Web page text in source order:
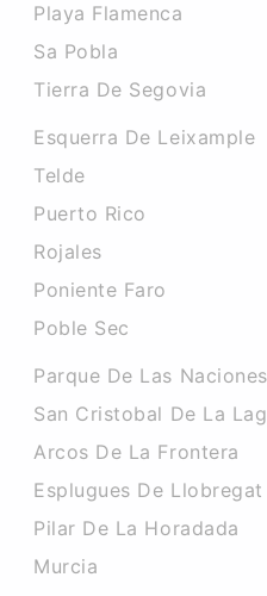
Playa Flamenca
Sa Pobla
Tierra De Segovia
Esquerra De Leixample
Telde
Puerto Rico
Rojales
Poniente Faro
Poble Sec
Parque De Las Naciones
San Cristobal De La
Arcos De La Frontera
Esplugues De Llobregat
Pilar De La Horadada
Murcia